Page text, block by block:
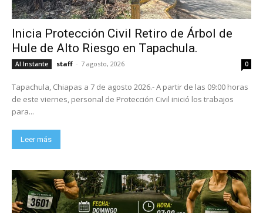
Inicia Protección Civil Retiro de Árbol de
Hule de Alto Riesgo en Tapachula.
Al Instante staff - 7 agosto, 2026 0
Tapachula, Chiapas a 7 de agosto 2026.- A partir de las 09:00 horas
de este viernes, personal de Protección Civil inició los trabajos
para...
Leer más